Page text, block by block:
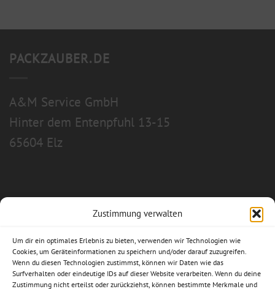
Zustimmung verwalten
Um dir ein optimales Erlebnis zu bieten, verwenden wir Technologien wie
Cookies, um Geräteinformationen zu speichern und/oder darauf zuzugreifen.
Wenn du diesen Technologien zustimmst, können wir Daten wie das
Surfverhalten oder eindeutige IDs auf dieser Website verarbeiten. Wenn du deine
Zustimmung nicht erteilst oder zurückziehst, können bestimmte Merkmale und
PACKZAUBER.DE
A&M Service GmbH
Hinter dem Entenpfuhl 13-15
65604 Elz
Allgemeine Geschäftsbedingungen
Impressum
Datenschutzerklärung